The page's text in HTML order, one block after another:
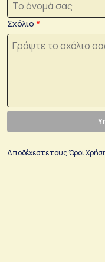
Σχόλιο
Αποδέχεστε τουςΌροι